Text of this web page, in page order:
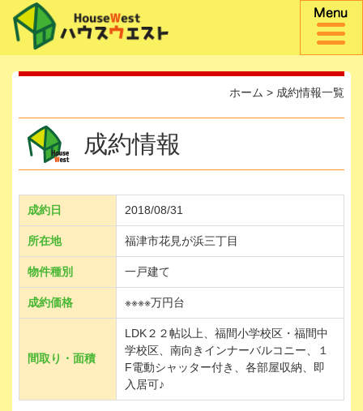
ホーム > 成約情報一覧
成約情報
成約日 2018/08/31
所在地 福津市花見が浜三丁目
物件種別 一戸建て
成約価格 ※※※※万円台
間取り・面積
LDK２２帖以上、福間小学校区・福間中
学校区、南向きインナーバルコニー、１
F電動シャッター付き、各部屋収納、即
入居可♪